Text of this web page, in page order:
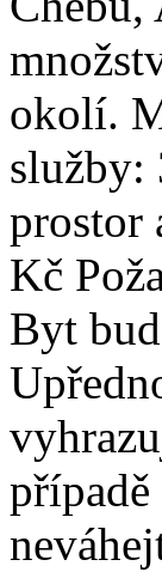
okolí.
služby:
prostor
Kč
Byt